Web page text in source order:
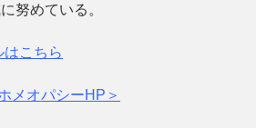
努めている。
こちら
メオパシーHP＞